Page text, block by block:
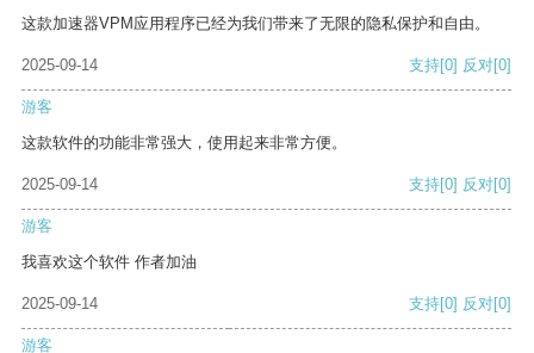
这款加速器VPM应用程序已经为我们带来了无限的隐私保护和自由。
2025-09-14 支持[0] 反对[0]
游客
这款软件的功能非常强大，使用起来非常方便。
2025-09-14 支持[0] 反对[0]
游客
我喜欢这个软件 作者加油
2025-09-14 支持[0] 反对[0]
游客